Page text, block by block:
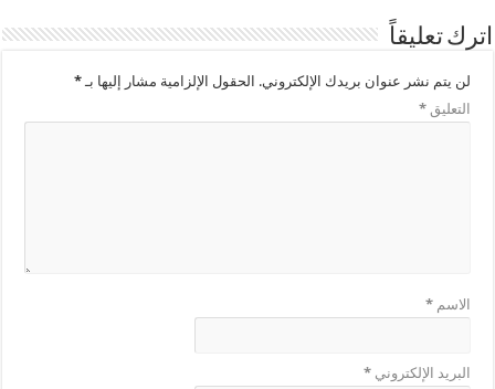
اترك تعليقاً
لن يتم نشر عنوان بريدك الإلكتروني. الحقول الإلزامية مشار إليها بـ*
التعليق*
الاسم*
البريد الإلكتروني*